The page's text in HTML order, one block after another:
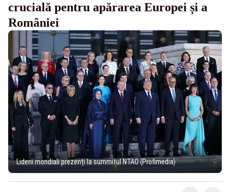
crucială pentru apărarea Europei și a
României
Liderii mondiali prezenți la summitul NTAO (Profimedia)